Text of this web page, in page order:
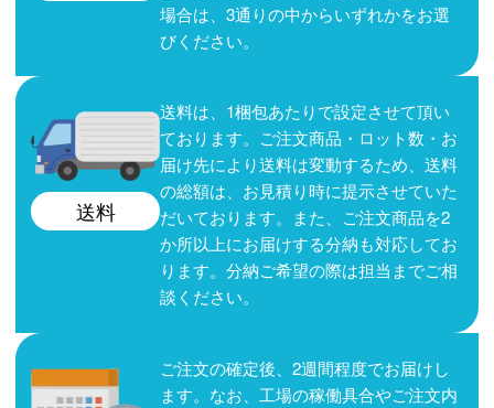
場合は、3通りの中からいずれかをお選
びください。
送料
送料は、1梱包あたりで設定させて頂い
ております。ご注文商品・ロット数・お
届け先により送料は変動するため、送料
の総額は、お見積り時に提示させていた
だいております。また、ご注文商品を2
か所以上にお届けする分納も対応してお
ります。分納ご希望の際は担当までご相
談ください。
ご注文の確定後、2週間程度でお届けし
ます。なお、工場の稼働具合やご注文内